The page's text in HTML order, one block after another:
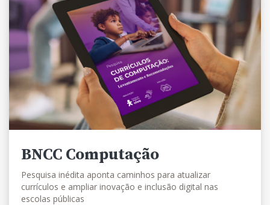
BNCC Computação
Pesquisa inédita aponta caminhos para atualizar
currículos e ampliar inovação e inclusão digital nas
escolas públicas